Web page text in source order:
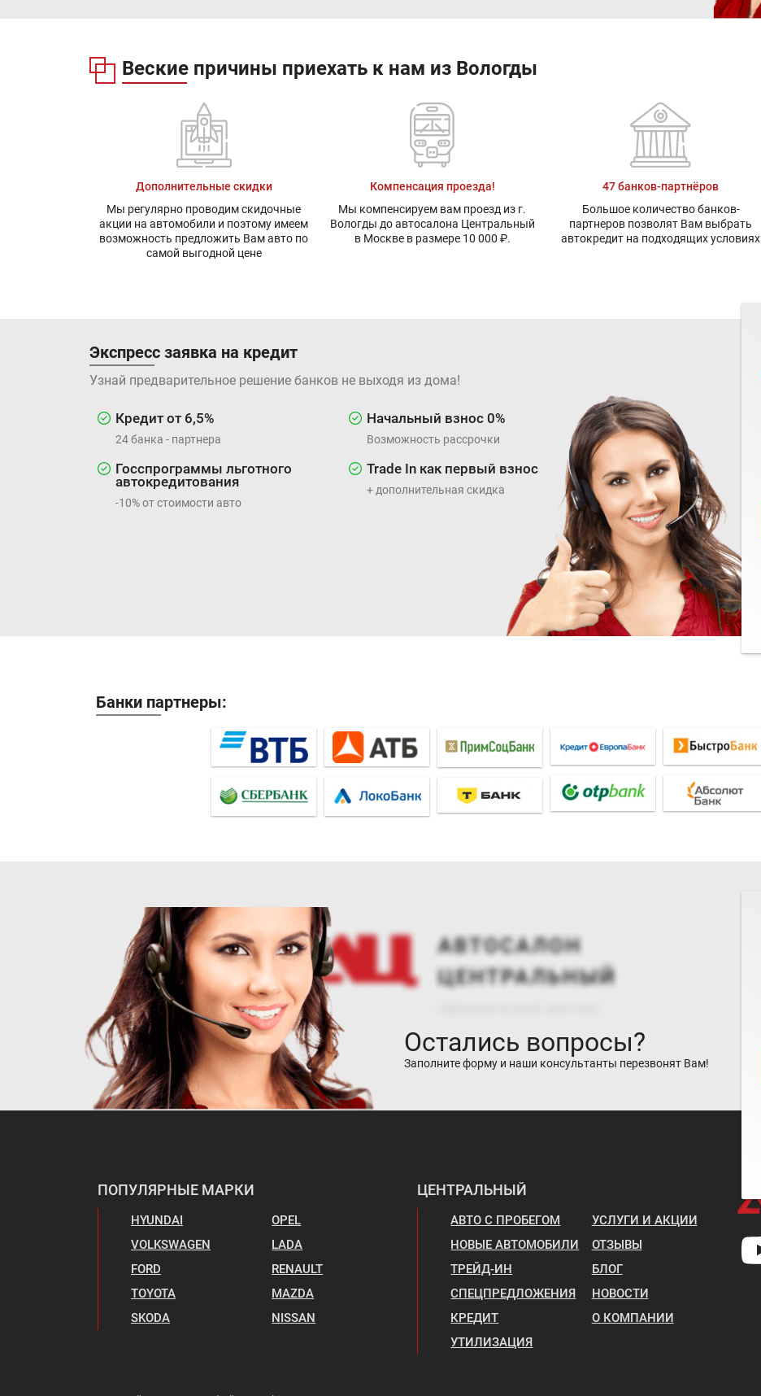
Веские причины приехать к нам из Вологды
Дополнительные скидки
Мы регулярно проводим скидочные
акции на автомобили и поэтому имеем
возможность предложить Вам авто по
самой выгодной цене
Компенсация проезда!
Мы компенсируем вам проезд из г.
Вологды до автосалона Центральный
в Москве в размере 10 000 ₽.
47 банков-партнёров
Большое количество банков-
партнеров позволят Вам выбрать
автокредит на подходящих условиях
Экспресс заявка на кредит
Узнай предварительное решение банков не выходя из дома!
Кредит от 6,5%
24 банка - партнера
Начальный взнос 0%
Возможность рассрочки
Госспрограммы льготного
автокредитования
-10% от стоимости авто
Trade In как первый взнос
+ дополнительная скидка
Банки партнеры:
Остались вопросы?
Заполните форму и наши консультанты перезвонят Вам!
ПОПУЛЯРНЫЕ МАРКИ
HYUNDAI
VOLKSWAGEN
FORD
TOYOTA
SKODA
OPEL
LADA
RENAULT
MAZDA
NISSAN
ЦЕНТРАЛЬНЫЙ
АВТО С ПРОБЕГОМ
НОВЫЕ АВТОМОБИЛИ
ТРЕЙД-ИН
СПЕЦПРЕДЛОЖЕНИЯ
КРЕДИТ
УТИЛИЗАЦИЯ
УСЛУГИ И АКЦИИ
ОТЗЫВЫ
БЛОГ
НОВОСТИ
О КОМПАНИИ